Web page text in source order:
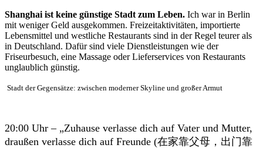
Shanghai ist keine günstige Stadt zum Leben. Ich war in Berlin
mit weniger Geld ausgekommen. Freizeitaktivitäten, importierte
Lebensmittel und westliche Restaurants sind in der Regel teurer als
in Deutschland. Dafür sind viele Dienstleistungen wie der
Friseurbesuch, eine Massage oder Lieferservices von Restaurants
unglaublich günstig.
Stadt der Gegensätze: zwischen moderner Skyline und großer Armut
20:00 Uhr – „Zuhause verlasse dich auf Vater und Mutter,
draußen verlasse dich auf Freunde (在家靠父母，出门靠